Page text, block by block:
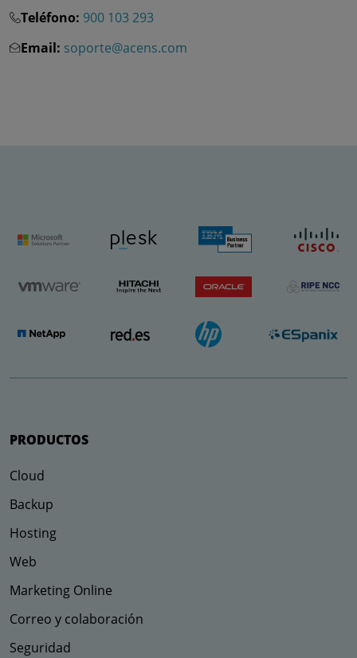
Teléfono: 900 103 293
Email: soporte@acens.com
PRODUCTOS
Cloud
Backup
Hosting
Web
Marketing Online
Correo y colaboración
Seguridad